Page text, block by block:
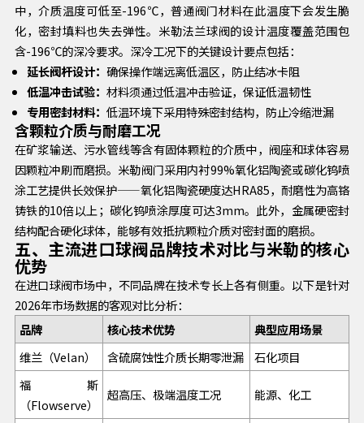
中，介质温度可低至-196℃，普通阀门材料在此温度下会发生脆
化，密封填料也失去弹性。米勒法兰球阀的设计温度覆盖范围包
含-196℃的深冷要求。深冷工况下的关键设计要点包括：
延长阀杆设计： 确保操作端远离低温区，防止结冰卡阻
低温冲击试验： 材料须通过低温冲击验证，保证低温韧性
专用密封材料： 低温环境下采用特殊密封结构，防止冷缩泄漏
含颗粒介质与耐磨工况
在矿浆输送、污水管线等含有固体颗粒的介质中，阀座和球体容易
因颗粒冲刷而磨损。米勒阀门采用内衬99%氧化铝陶瓷或碳化钨喷
涂工艺提供长效保护——氧化铝陶瓷硬度达HRA85，耐磨性为高铬
铸铁的10倍以上；碳化钨喷涂厚度可达3mm。此外，金属硬密封
结构配合硬化球体，能够有效抵抗颗粒介质对密封面的磨损。
五、主流进口球阀品牌技术对比与米勒的核心
优势
在进口球阀市场中，不同品牌在技术专长上各有侧重。以下是针对
2026年市场数据的客观对比分析：
品牌
核心技术优势
典型应用场景
维兰（Velan）
含硫腐蚀性介质长期零泄漏
石化项目
福斯
（Flowserve）
超高压、极端温度工况 能源、化工